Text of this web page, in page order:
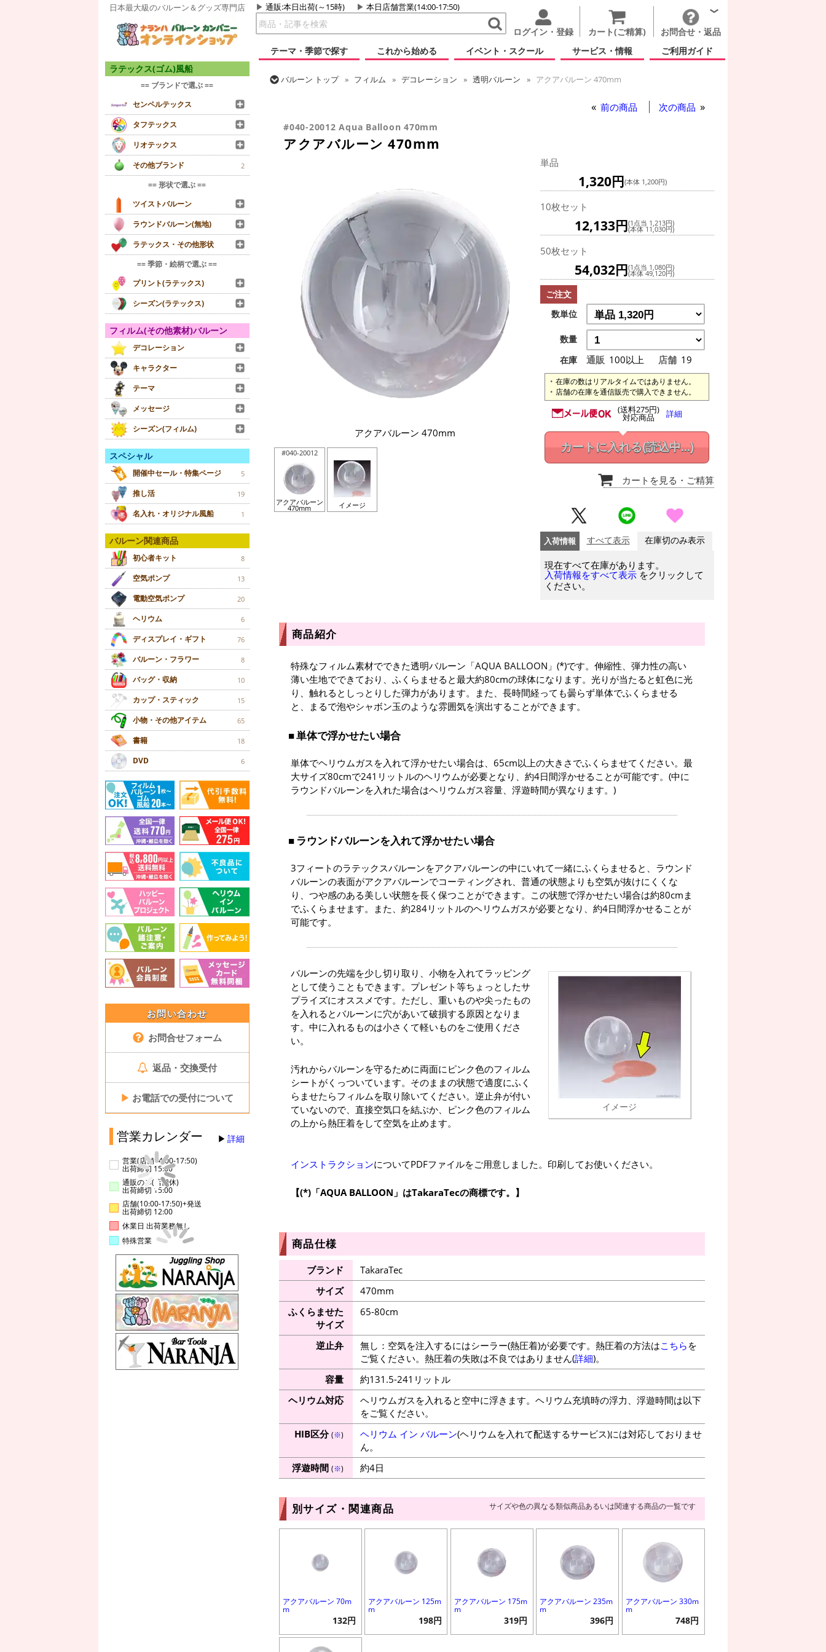
日本最大級のバルーン＆グッズ専門店 通販:本日出荷(～15時) 本日店舗営業(14:00-17:50)
ログイン・登録 カート(ご精算)
お問合せ・返品
テーマ・季節で探す
これから始める イベント・スクール サービス・情報 ご利用ガイド
ラテックス(ゴム)風船
== ブランドで選ぶ ==
センペルテックス
タフテックス
リオテックス
その他ブランド
2
== 形状で選ぶ ==
ツイストバルーン
ラウンドバルーン(無地)
ラテックス・その他形状
== 季節・絵柄で選ぶ ==
プリント(ラテックス)
シーズン(ラテックス)
フィルム(その他素材)バルーン
デコレーション
キャラクター
テーマ
メッセージ
シーズン(フィルム)
スペシャル
開催中セール・特集ページ 5
推し活 19
名入れ・オリジナル風船 1
バルーン関連商品
初心者キット 8
空気ポンプ 13
電動空気ポンプ 20
ヘリウム 6
ディスプレイ・ギフト 76
バルーン・フラワー 8
バッグ・収納 10
カップ・スティック 15
小物・その他アイテム 65
書籍 18
DVD 6
お問い合わせ
お問合せフォーム
返品・交換受付
▶ お電話での受付について
営業カレンダー 詳細
営業(店舗14:00-17:50)
出荷締切 15:00
通販のみ(店舗休)
出荷締切 15:00
店舗(10:00-17:50)+発送
出荷締切 12:00
休業日 出荷業務無し
特殊営業
バルーン トップ フィルム デコレーション 透明バルーン
アクアバルーン 470mm
前の商品 次の商品
#040-20012 Aqua Balloon 470mm
アクアバルーン 470mm
アクアバルーン 470mm
#040-20012
アクアバルーン
470mm イメージ
単品
1,320円(本体 1,200円)
10枚セット
12,133円(1点当 1,213円)
(本体 11,030円)
50枚セット
54,032円(1点当 1,080円)
(本体 49,120円)
ご注文
数単位
数量
在庫
通販 100以上 店舗 19
在庫の数はリアルタイムではありません。
店舗の在庫を通信販売で購入できません。
(送料275円)
対応商品 詳細
カートに入れる(読込中...)
カートを見る ・ご精算
入荷情報 すべて表示 在庫切のみ表示
現在すべて在庫があります。
入荷情報をすべて表示 をクリックして
ください。
商品紹介
特殊なフィルム素材でできた透明バルーン「AQUA BALLOON」(*)です。伸縮性、弾力性の高い
薄い生地でできており、ふくらませると最大約80cmの球体になります。光りが当たると虹色に光
り、触れるとしっとりした弾力があります。また、長時間経っても曇らず単体でふくらませる
と、まるで泡やシャボン玉のような雰囲気を演出することができます。
単体で浮かせたい場合
単体でヘリウムガスを入れて浮かせたい場合は、65cm以上の大きさでふくらませてください。最
大サイズ80cmで241リットルのヘリウムが必要となり、約4日間浮かせることが可能です。(中に
ラウンドバルーンを入れた場合はヘリウムガス容量、浮遊時間が異なります。)
ラウンドバルーンを入れて浮かせたい場合
3フィートのラテックスバルーンをアクアバルーンの中にいれて一緒にふくらませると、ラウンド
バルーンの表面がアクアバルーンでコーティングされ、普通の状態よりも空気が抜けにくくな
り、つや感のある美しい状態を長く保つことができます。この状態で浮かせたい場合は約80cmま
でふくらませます。また、約284リットルのヘリウムガスが必要となり、約4日間浮かせることが
可能です。
イメージ
バルーンの先端を少し切り取り、小物を入れてラッピング
として使うこともできます。プレゼント等ちょっとしたサ
プライズにオススメです。ただし、重いものや尖ったもの
を入れるとバルーンに穴があいて破損する原因となりま
す。中に入れるものは小さくて軽いものをご使用くださ
い。
汚れからバルーンを守るために両面にピンク色のフィルム
シートがくっついています。そのままの状態で適度にふく
らませたらフィルムを取り除いてください。逆止弁が付い
ていないので、直接空気口を結ぶか、ピンク色のフィルム
の上から熱圧着をして空気を止めます。
インストラクションについてPDFファイルをご用意しました。印刷してお使いください。
(*)「AQUA BALLOON」はTakaraTecの商標です。
商品仕様
ブランド
TakaraTec
サイズ
470mm
ふくらませた
サイズ
65-80cm
逆止弁 無し：空気を注入するにはシーラー(熱圧着)が必要です。熱圧着の方法はこちら を
ご覧ください。熱圧着の失敗は不良ではありません(詳細)。
容量
約131.5-241リットル
ヘリウム対応
ヘリウムガスを入れると空中に浮きます。ヘリウム充填時の浮力、浮遊時間は以下
をご覧ください。
HIB区分(※) ヘリウム イン バルーン(ヘリウムを入れて配送するサービス)には対応しておりませ
ん。
浮遊時間 (※) 約4日
別サイズ・関連商品 サイズや色の異なる類似商品あるいは関連する商品の一覧です
アクアバルーン 70m
m
132円
アクアバルーン 125m
m
198円
アクアバルーン 175m
m
319円
アクアバルーン 235m
m
396円
アクアバルーン 330m
m
748円